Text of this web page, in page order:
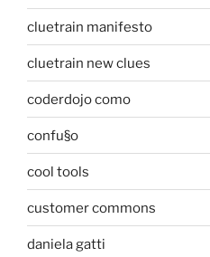
cluetrain manifesto
cluetrain new clues
coderdojo como
confu§o
cool tools
customer commons
daniela gatti